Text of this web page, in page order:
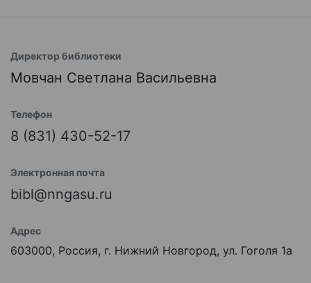
Директор библиотеки
Мовчан Светлана Васильевна
Телефон
8 (831) 430-52-17
Электронная почта
bibl@nngasu.ru
Адрес
603000, Россия, г. Нижний Новгород, ул. Гоголя 1а